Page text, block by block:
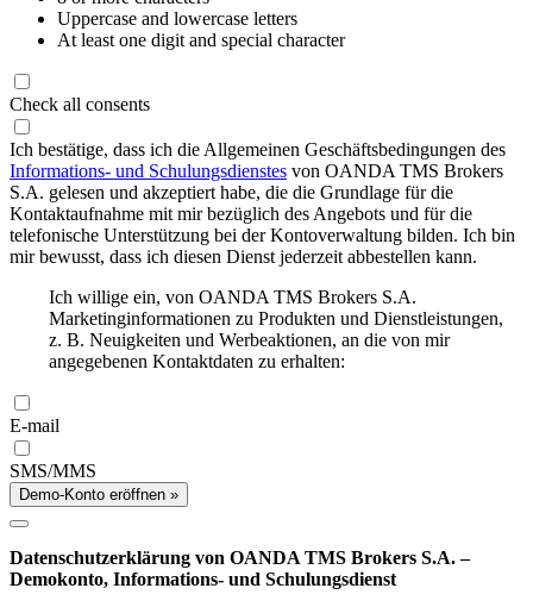
Uppercase and lowercase letters
At least one digit and special character
Check all consents
Ich bestätige, dass ich die Allgemeinen Geschäftsbedingungen des
Informations- und Schulungsdienstes von OANDA TMS Brokers
S.A. gelesen und akzeptiert habe, die die Grundlage für die
Kontaktaufnahme mit mir bezüglich des Angebots und für die
telefonische Unterstützung bei der Kontoverwaltung bilden. Ich bin
mir bewusst, dass ich diesen Dienst jederzeit abbestellen kann.
Ich willige ein, von OANDA TMS Brokers S.A.
Marketinginformationen zu Produkten und Dienstleistungen,
z. B. Neuigkeiten und Werbeaktionen, an die von mir
angegebenen Kontaktdaten zu erhalten:
E-mail
SMS/MMS
Demo-Konto eröffnen »
Datenschutzerklärung von OANDA TMS Brokers S.A. –
Demokonto, Informations- und Schulungsdienst